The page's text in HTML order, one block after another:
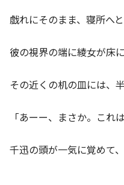
戯れにそのまま、寝所へ
彼の視界の端に綾女が床
その近くの机の皿には、
「あーー、まさか。これ
千迅の頭が一気に覚めて